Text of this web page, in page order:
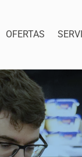
OFERTAS